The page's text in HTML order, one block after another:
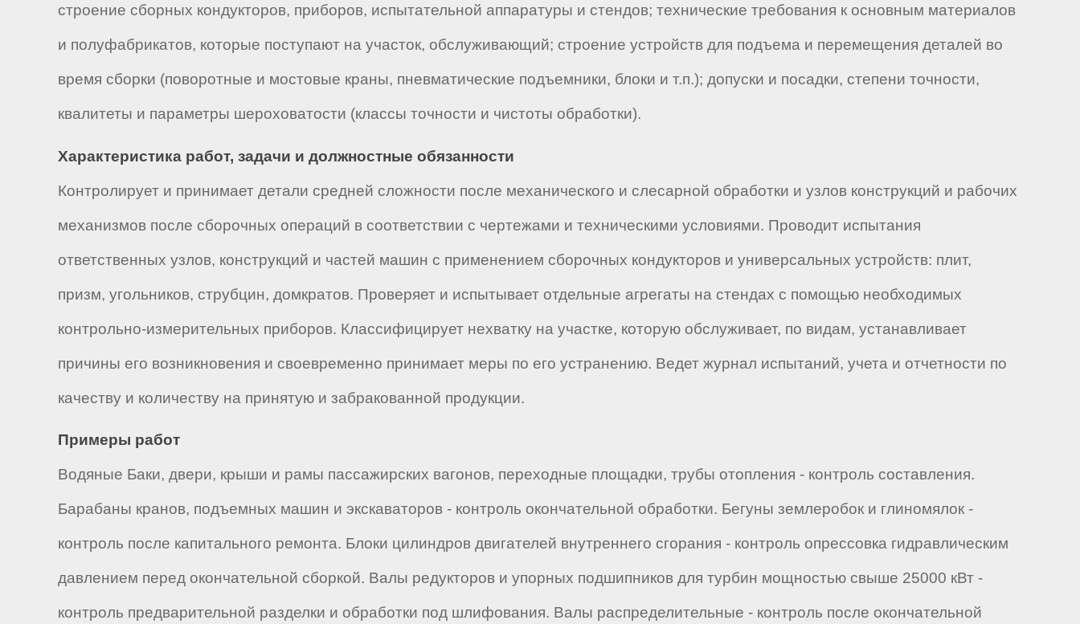
строение сборных кондукторов, приборов, испытательной аппаратуры и стендов; технические требования к основным материалов
и полуфабрикатов, которые поступают на участок, обслуживающий; строение устройств для подъема и перемещения деталей во
время сборки (поворотные и мостовые краны, пневматические подъемники, блоки и т.п.); допуски и посадки, степени точности,
квалитеты и параметры шероховатости (классы точности и чистоты обработки).
Характеристика работ, задачи и должностные обязанности
Контролирует и принимает детали средней сложности после механического и слесарной обработки и узлов конструкций и рабочих
механизмов после сборочных операций в соответствии с чертежами и техническими условиями. Проводит испытания
ответственных узлов, конструкций и частей машин с применением сборочных кондукторов и универсальных устройств: плит,
призм, угольников, струбцин, домкратов. Проверяет и испытывает отдельные агрегаты на стендах с помощью необходимых
контрольно-измерительных приборов. Классифицирует нехватку на участке, которую обслуживает, по видам, устанавливает
причины его возникновения и своевременно принимает меры по его устранению. Ведет журнал испытаний, учета и отчетности по
качеству и количеству на принятую и забракованной продукции.
Примеры работ
Водяные Баки, двери, крыши и рамы пассажирских вагонов, переходные площадки, трубы отопления - контроль составления.
Барабаны кранов, подъемных машин и экскаваторов - контроль окончательной обработки. Бегуны землеробок и глиномялок -
контроль после капитального ремонта. Блоки цилиндров двигателей внутреннего сгорания - контроль опрессовка гидравлическим
давлением перед окончательной сборкой. Валы редукторов и упорных подшипников для турбин мощностью свыше 25000 кВт -
контроль предварительной разделки и обработки под шлифования. Валы распределительные - контроль после окончательной